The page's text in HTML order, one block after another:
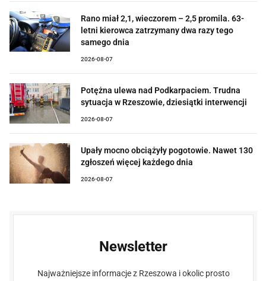
Rano miał 2,1, wieczorem – 2,5 promila. 63-
letni kierowca zatrzymany dwa razy tego
samego dnia
2026-08-07
Potężna ulewa nad Podkarpaciem. Trudna
sytuacja w Rzeszowie, dziesiątki interwencji
2026-08-07
Upały mocno obciążyły pogotowie. Nawet 130
zgłoszeń więcej każdego dnia
2026-08-07
Newsletter
Najważniejsze informacje z Rzeszowa i okolic prosto